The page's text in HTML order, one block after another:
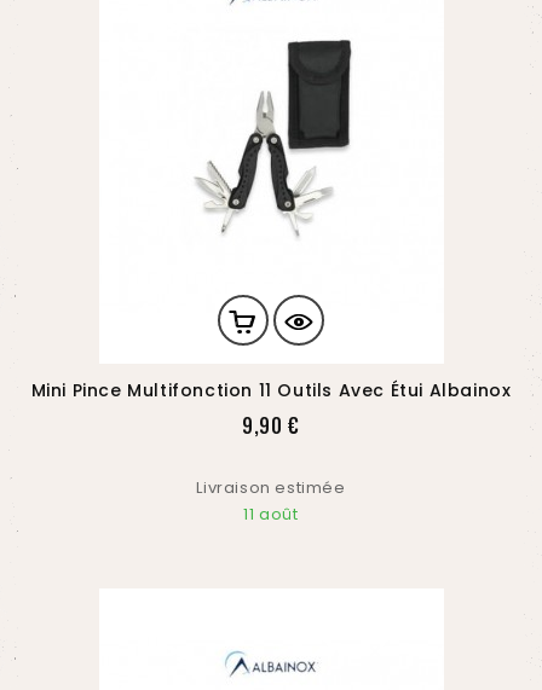
Mini Pince Multifonction 11 Outils Avec Étui Albainox
9,90 €Prix
Livraison estimée
11 août